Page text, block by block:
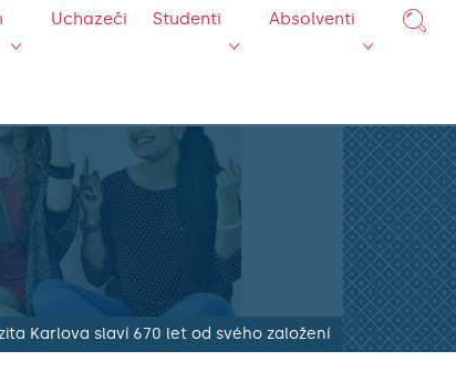
Uchazeči Studenti Absolventi
Karlova slaví 670 let od svého založení